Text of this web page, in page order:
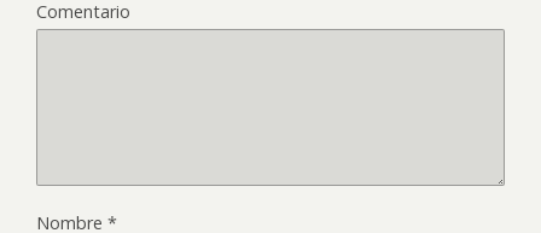
Comentario
Nombre *